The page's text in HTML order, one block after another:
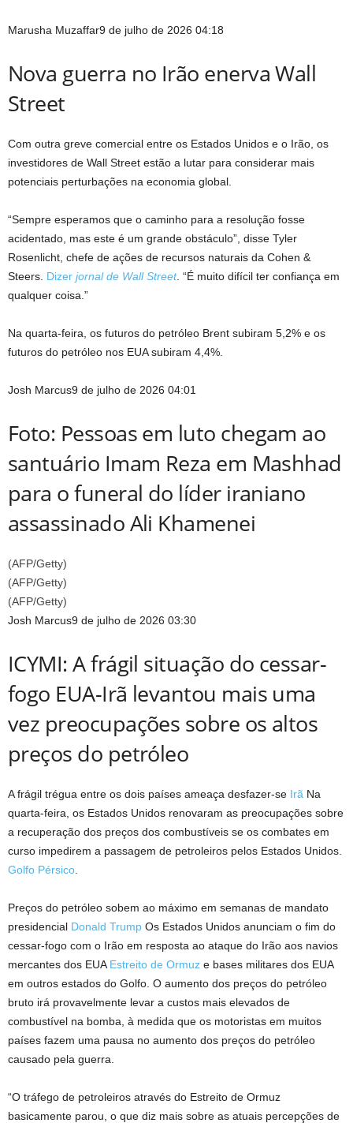
Marusha Muzaffar9 de julho de 2026 04:18
Nova guerra no Irão enerva Wall
Street
Com outra greve comercial entre os Estados Unidos e o Irão, os
investidores de Wall Street estão a lutar para considerar mais
potenciais perturbações na economia global.
“Sempre esperamos que o caminho para a resolução fosse
acidentado, mas este é um grande obstáculo”, disse Tyler
Rosenlicht, chefe de ações de recursos naturais da Cohen &
Steers. Dizer jornal de Wall Street. “É muito difícil ter confiança em
qualquer coisa.”
Na quarta-feira, os futuros do petróleo Brent subiram 5,2% e os
futuros do petróleo nos EUA subiram 4,4%.
Josh Marcus9 de julho de 2026 04:01
Foto: Pessoas em luto chegam ao
santuário Imam Reza em Mashhad
para o funeral do líder iraniano
assassinado Ali Khamenei
(AFP/Getty)
(AFP/Getty)
(AFP/Getty)
Josh Marcus9 de julho de 2026 03:30
ICYMI: A frágil situação do cessar-
fogo EUA-Irã levantou mais uma
vez preocupações sobre os altos
preços do petróleo
A frágil trégua entre os dois países ameaça desfazer-se Irã Na
quarta-feira, os Estados Unidos renovaram as preocupações sobre
a recuperação dos preços dos combustíveis se os combates em
curso impedirem a passagem de petroleiros pelos Estados Unidos.
Golfo Pérsico
Preços do petróleo sobem ao máximo em semanas de mandato
presidencial Donald Trump Os Estados Unidos anunciam o fim do
cessar-fogo com o Irão em resposta ao ataque do Irão aos navios
mercantes dos EUA Estreito de Ormuz e bases militares dos EUA
em outros estados do Golfo. O aumento dos preços do petróleo
bruto irá provavelmente levar a custos mais elevados de
combustível na bomba, à medida que os motoristas em muitos
países fazem uma pausa no aumento dos preços do petróleo
causado pela guerra.
“O tráfego de petroleiros através do Estreito de Ormuz
basicamente parou, o que diz mais sobre as atuais percepções de